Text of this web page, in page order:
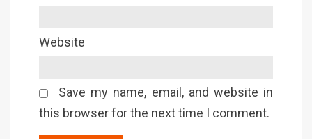
Website
Save my name, email, and website in
this browser for the next time I comment.